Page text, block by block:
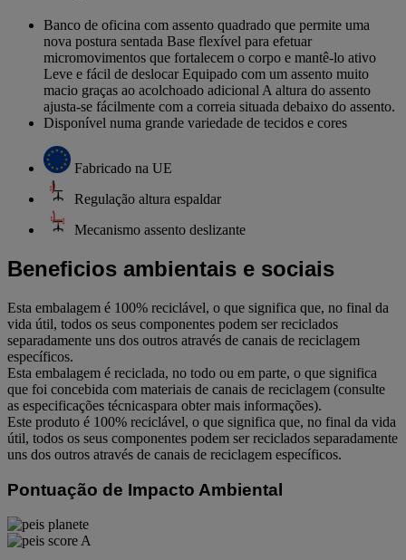
Banco de oficina com assento quadrado que permite uma
nova postura sentada Base flexível para efetuar
micromovimentos que fortalecem o corpo e mantê-lo ativo
Leve e fácil de deslocar Equipado com um assento muito
macio graças ao acolchoado adicional A altura do assento
ajusta-se fácilmente com a correia situada debaixo do assento.
Disponível numa grande variedade de tecidos e cores
Fabricado na UE
Regulação altura espaldar
Mecanismo assento deslizante
Beneficios ambientais e sociais
Esta embalagem é 100% reciclável, o que significa que, no final da
vida útil, todos os seus componentes podem ser reciclados
separadamente uns dos outros através de canais de reciclagem
específicos.
Esta embalagem é reciclada, no todo ou em parte, o que significa
que foi concebida com materiais de canais de reciclagem (consulte
as especificações técnicaspara obter mais informações).
Este produto é 100% reciclável, o que significa que, no final da vida
útil, todos os seus componentes podem ser reciclados separadamente
uns dos outros através de canais de reciclagem específicos.
Pontuação de Impacto Ambiental